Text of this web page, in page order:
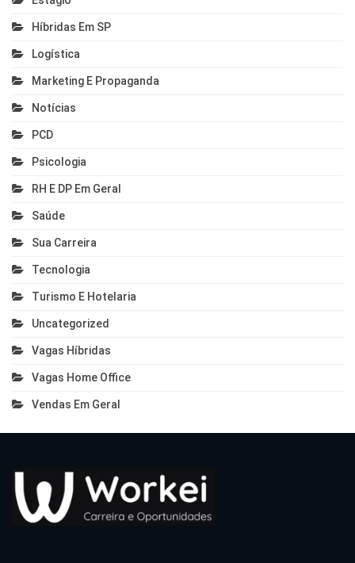
Híbridas Em SP
Logística
Marketing E Propaganda
Notícias
PCD
Psicologia
RH E DP Em Geral
Saúde
Sua Carreira
Tecnologia
Turismo E Hotelaria
Uncategorized
Vagas Híbridas
Vagas Home Office
Vendas Em Geral